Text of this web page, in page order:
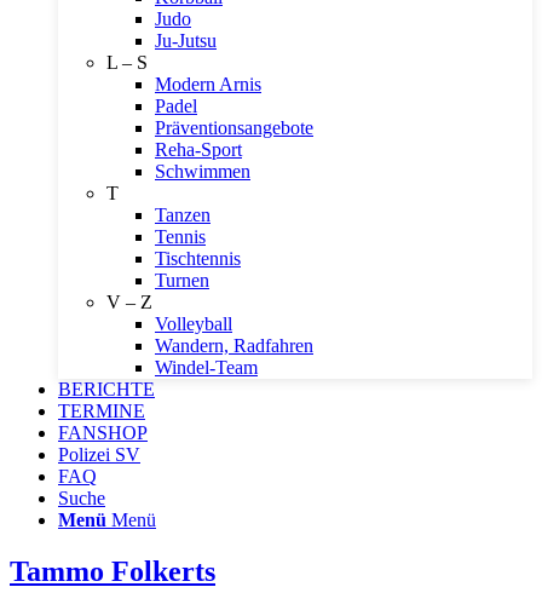
Judo
Ju-Jutsu
L – S
Modern Arnis
Padel
Präventionsangebote
Reha-Sport
Schwimmen
T
Tanzen
Tennis
Tischtennis
Turnen
V – Z
Volleyball
Wandern, Radfahren
Windel-Team
BERICHTE
TERMINE
FANSHOP
Polizei SV
FAQ
Suche
Menü Menü
Tammo Folkerts